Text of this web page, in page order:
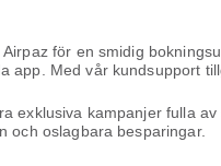
för en smidig
Med vår kundsupport
exklusiva kampanjer fulla
och oslagbara besparingar.